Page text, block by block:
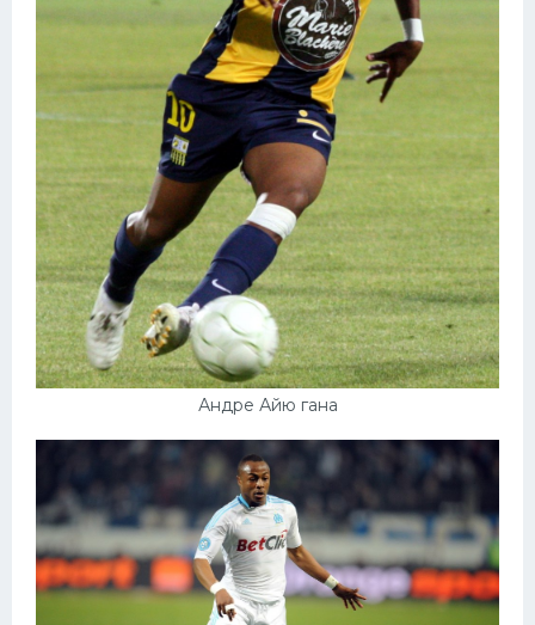
Андре Айю гана